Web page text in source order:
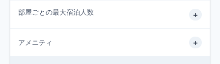
部屋ごとの最大宿泊人数 +
アメニティ +